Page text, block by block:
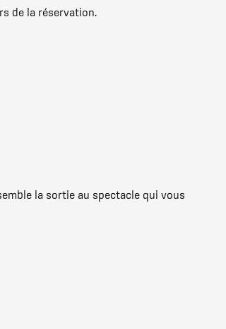
de la réservation.
la sortie au spectacle qui vous